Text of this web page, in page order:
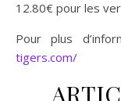
12.80€ pour les
Pour plus
tigers.com/